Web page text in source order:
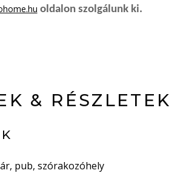
oldalon szolgálunk ki.
& RÉSZLETEK
pub, szórakozóhely